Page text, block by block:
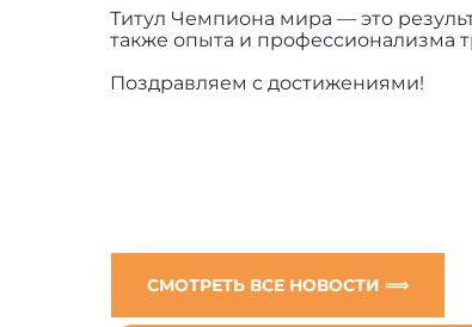
Титул Чемпиона мира — это
также опыта и профессионализма
Поздравляем с достижениями!
СМОТРЕТЬ ВСЕ НОВОСТИ ⟹